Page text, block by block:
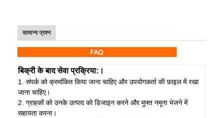
सामान्य प्रश्न
बिक्री के बाद सेवा प्रक्रिया:।
1. संपर्क को क्रमांकित किया जाना चाहिए और उपयोगकर्ता की फ़ाइल में रखा
जाना चाहिए।
2. ग्राहकों को उनके उत्पाद को डिजाइन करने और मुफ्त नमूना भेजने में
सहायता करना।